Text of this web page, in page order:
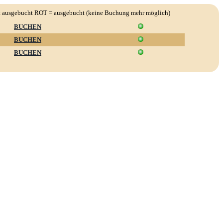
ROT = ausgebucht (keine Buchung mehr möglich)
BUCHEN
BUCHEN
BUCHEN